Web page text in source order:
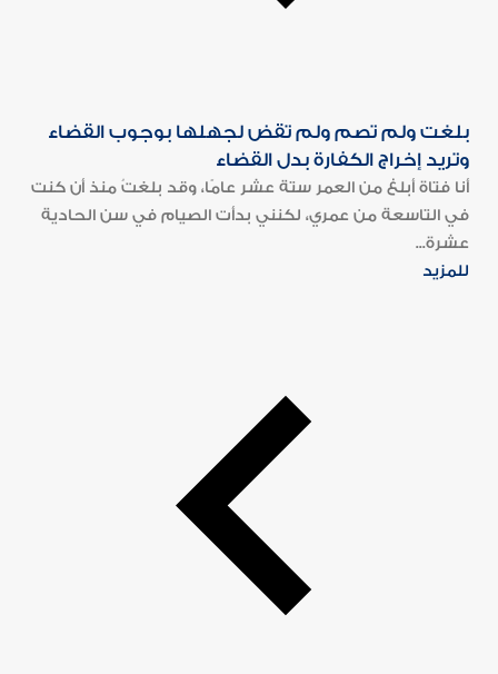
بلغت ولم تصم ولم تقض لجهلها بوجوب القضاء
وتريد إخراج الكفارة بدل القضاء
أنا فتاة أبلغ من العمر ستة عشر عامًا، وقد بلغتُ منذ أن كنت
في التاسعة من عمري، لكنني بدأت الصيام في سن الحادية
عشرة...
للمزيد